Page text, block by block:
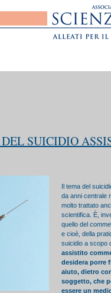
SUICIDIO
Il tema del
da anni centrale
molto trattato
scientifica. È,
quello del
e cioè, della
suicidio a scopo
assistito
desidera porre
aiuto, dietro
soggetto, che
essere un